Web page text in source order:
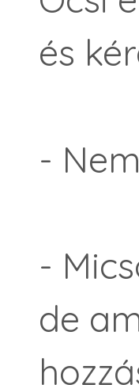
és
-
-
de